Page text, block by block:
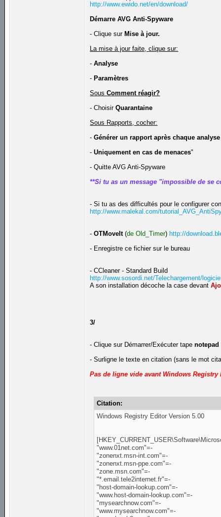
http://www.ewido.net/en/download/
Démarre AVG Anti-Spyware
- Clique sur Mise à jour.
La mise à jour faite, clique sur:
-Analyse
- Paramètres
SousComment réagir?
- ChoisirQuarantaine
Sous Rapports, cocher:
-Générer un rapport après chaque analyse
-Uniquement en cas de menaces"
- Quitte AVG Anti-Spyware
**Si tu as un message "impossible de se
- Si tu as des difficultés pour le configurer
http://www.malekal.com/
-OTMoveIt(de Old_Timer) http://
- Enregistre ce fichier sur le bureau
- CCleaner - Standard Build
http://www.sosordi.net/Telechargement/
A son installation décoche la case devant
3/
- Clique sur Démarrer/Exécuter tapenotepad
- Surligne le texte en citation (sans le mot
Pas de ligne vide avant Windows Registry
Citation:
Windows Registry Editor Version 5.00
"www.01net.com"=-
"zonenxt.msn-int.com"=-
"zonenxt.msn-ppe.com"=-
"zone.msn.com"=-
"*.email.tele2internet.fr"=-
"host-domain-lookup.com"=-
"www.host-domain-lookup.com"=-
"mysearchnow.com"=-
"www.mysearchnow.com"=-